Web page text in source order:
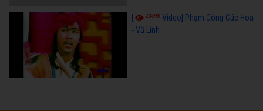
23598 Video] Phạm Công Cúc Hoa
- Vũ Linh